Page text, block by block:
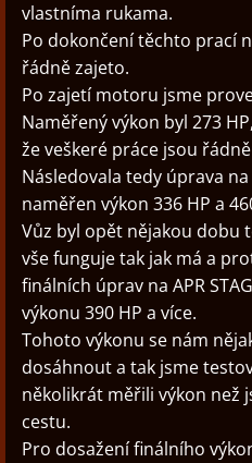
vlastníma rukama.
Po dokončení těchto prací
řádně zajeto.
Po zajetí motoru jsme
Naměřený výkon byl 273
že veškeré práce jsou
Následovala tedy úprava na
naměřen výkon 336 HP a
Vůz byl opět nějakou dobu
vše funguje tak jak má a
finálních úprav na APR
výkonu 390 HP a více.
Tohoto výkonu se nám
dosáhnout a tak jsme
několikrát měřili výkon než
cestu.
Pro dosažení finálního